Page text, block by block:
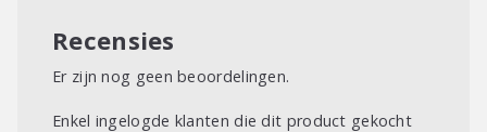
Recensies
Er zijn nog geen beoordelingen.
Enkel ingelogde klanten die dit product gekocht